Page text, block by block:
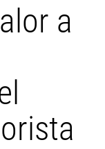
a